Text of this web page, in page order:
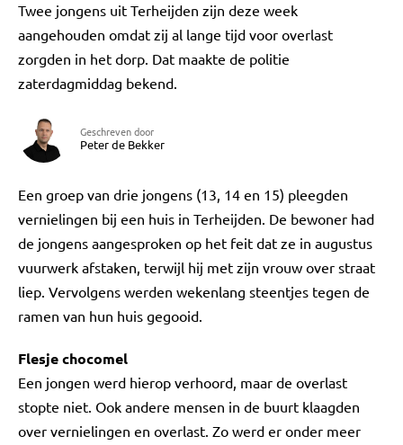
Twee jongens uit Terheijden zijn deze week
aangehouden omdat zij al lange tijd voor overlast
zorgden in het dorp. Dat maakte de politie
zaterdagmiddag bekend.
Geschreven door
Peter de Bekker
Een groep van drie jongens (13, 14 en 15) pleegden
vernielingen bij een huis in Terheijden. De bewoner had
de jongens aangesproken op het feit dat ze in augustus
vuurwerk afstaken, terwijl hij met zijn vrouw over straat
liep. Vervolgens werden wekenlang steentjes tegen de
ramen van hun huis gegooid.
Flesje chocomel
Een jongen werd hierop verhoord, maar de overlast
stopte niet. Ook andere mensen in de buurt klaagden
over vernielingen en overlast. Zo werd er onder meer